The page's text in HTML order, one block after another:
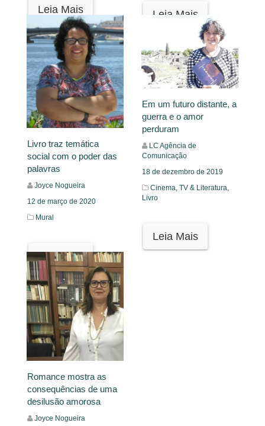
Leia Mais Leia Mais
Livro traz temática
social com o poder das
palavras
Joyce Nogueira
12 de março de 2020
Mural
Leia Mais
Em um futuro distante, a
guerra e o amor
perduram
LC Agência de
Comunicação
18 de dezembro de 2019
Cinema, TV & Literatura,
Livro
Leia Mais
Romance mostra as
consequências de uma
desilusão amorosa
Joyce Nogueira